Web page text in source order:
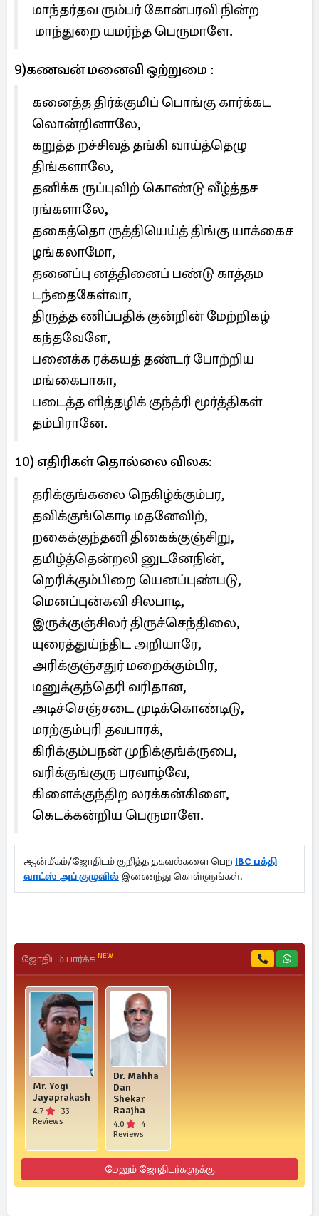
மாந்தர்தவ ரும்பர் கோன்பரவி நின்ற
மாந்துறை யமர்ந்த பெருமாளே.
9)கணவன் மனைவி ஒற்றுமை :
கனைத்த திர்க்குமிப் பொங்கு கார்க்கட
லொன்றினாலே,
கறுத்த றச்சிவத் தங்கி வாய்த்தெழு
திங்களாலே,
தனிக்க ருப்புவிற் கொண்டு வீழ்த்தச
ரங்களாலே,
தகைத்தொ ருத்தியெய்த் திங்கு யாக்கைச
ழங்கலாமோ,
தனைப்பு னத்தினைப் பண்டு காத்தம
டந்தைகேள்வா,
திருத்த ணிப்பதிக் குன்றின் மேற்றிகழ்
கந்தவேளே,
பனைக்க ரக்கயத் தண்டர் போற்றிய
மங்கைபாகா,
படைத்த ளித்தழிக் குந்த்ரி மூர்த்திகள்
தம்பிரானே.
10) எதிரிகள் தொல்லை விலக:
தரிக்குங்கலை நெகிழ்க்கும்பர,
தவிக்குங்கொடி மதனேவிற்,
றகைக்குந்தனி திகைக்குஞ்சிறு,
தமிழ்த்தென்றலி னுடனேநின்,
றெரிக்கும்பிறை யெனப்புண்படு,
மெனப்புன்கவி சிலபாடி,
இருக்குஞ்சிலர் திருச்செந்திலை,
யுரைத்துய்ந்திட அறியாரே,
அரிக்குஞ்சதுர் மறைக்கும்பிர,
மனுக்குந்தெரி வரிதான,
அடிச்செஞ்சடை முடிக்கொண்டிடு,
மரற்கும்புரி தவபாரக்,
கிரிக்கும்பநன் முநிக்குங்க்ருபை,
வரிக்குங்குரு பரவாழ்வே,
கிளைக்குந்திற லரக்கன்கிளை,
கெடக்கன்றிய பெருமாளே.
ஆன்மீகம்/ஜோதிடம் குறித்த தகவல்களை பெற IBC பக்தி
வாட்ஸ் அப் குழுவில் இணைந்து கொள்ளுங்கள்.
ஜோதிடம் பார்க்க NEW
Mr. Yogi
Jayaprakash
4.7
33
Reviews
Dr. Mahha
Dan
Shekar
Raajha
4.0
4
Reviews
மேலும் ஜோதிடர்களுக்கு